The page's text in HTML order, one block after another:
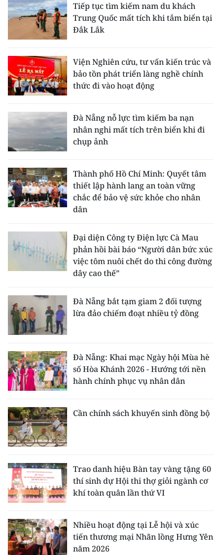
Tiếp tục tìm kiếm nam du khách
Trung Quốc mất tích khi tắm biển tại
Đắk Lắk
Viện Nghiên cứu, tư vấn kiến trúc và
bảo tồn phát triển làng nghề chính
thức đi vào hoạt động
Đà Nẵng nỗ lực tìm kiếm ba nạn
nhân nghi mất tích trên biển khi đi
chụp ảnh
Thành phố Hồ Chí Minh: Quyết tâm
thiết lập hành lang an toàn vững
chắc để bảo vệ sức khỏe cho nhân
dân
Đại diện Công ty Điện lực Cà Mau
phản hồi bài báo “Người dân bức xúc
việc tôm nuôi chết do thi công đường
dây cao thế”
Đà Nẵng bắt tạm giam 2 đối tượng
lừa đảo chiếm đoạt nhiều tỷ đồng
Đà Nẵng: Khai mạc Ngày hội Mùa hè
số Hòa Khánh 2026 - Hướng tới nền
hành chính phục vụ nhân dân
Cần chính sách khuyến sinh đồng bộ
Trao danh hiệu Bàn tay vàng tặng 60
thí sinh dự Hội thi thợ giỏi ngành cơ
khí toàn quân lần thứ VI
Nhiều hoạt động tại Lễ hội và xúc
tiến thương mại Nhãn lồng Hưng Yên
năm 2026